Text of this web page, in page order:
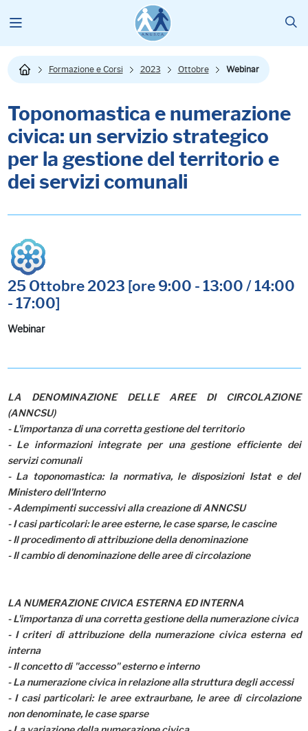
Formazione e Corsi 2023 Ottobre Webinar
Toponomastica e numerazione
civica: un servizio strategico
per la gestione del territorio e
dei servizi comunali
25 Ottobre 2023 [ore 9:00 - 13:00 / 14:00
- 17:00]
Webinar
LA DENOMINAZIONE DELLE AREE DI CIRCOLAZIONE
(ANNCSU)
- L'importanza di una corretta gestione del territorio
- Le informazioni integrate per una gestione efficiente dei
servizi comunali
- La toponomastica: la normativa, le disposizioni Istat e del
Ministero dell'Interno
- Adempimenti successivi alla creazione di ANNCSU
- I casi particolari: le aree esterne, le case sparse, le cascine
- Il procedimento di attribuzione della denominazione
- Il cambio di denominazione delle aree di circolazione
LA NUMERAZIONE CIVICA ESTERNA ED INTERNA
- L'importanza di una corretta gestione della numerazione civica
- I criteri di attribuzione della numerazione civica esterna ed
interna
- Il concetto di "accesso" esterno e interno
- La numerazione civica in relazione alla struttura degli accessi
- I casi particolari: le aree extraurbane, le aree di circolazione
non denominate, le case sparse